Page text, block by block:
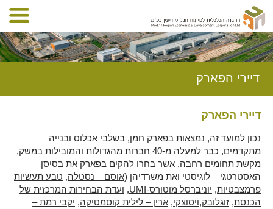
דיירי הפארק
דיירי הפארק
נכון למועד זה, נמצאות בפארק חמן, בשלבי אכלוס ובנייה
מתקדמים, כבר למעלה מ-40 חברות מהגדולות והמובילות במשק,
מקשת תחומים רחבה, אשר בחרו להקים בפארק את בסיסן
האסטרטגי – לוגיסטי ואת משרדיהן (אוסם – נסטלה, טבע תעשיות
פרמצבטיות, יוניברסל מוטורס-UMI
, ועדת הבחירות המרכזית של
הכנסת, זוגלובק,ויסוצקי, ארין – לילית קוסמטיקה, יקבי רמת –